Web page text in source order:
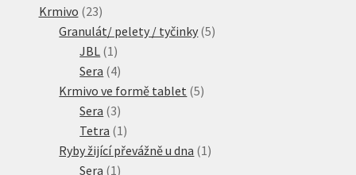
Krmivo 2323
produktů
Granulát/ pelety / tyčinky 55
JBL 1 1
produkt
Sera 44
produkty
Krmivo ve formě tablet 55
Sera 33
produkty
Tetra 1 1
produkt
Ryby žijící převážně u dna 1 1
Sera 1 1